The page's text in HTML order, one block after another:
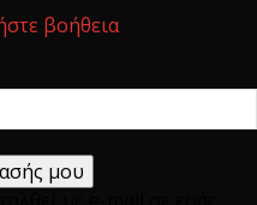
βοήθεια